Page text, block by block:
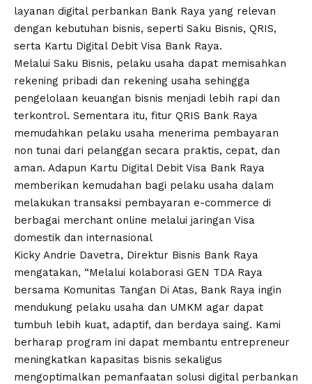
layanan digital perbankan Bank Raya yang relevan
dengan kebutuhan bisnis, seperti Saku Bisnis, QRIS,
serta Kartu Digital Debit Visa Bank Raya.
Melalui Saku Bisnis, pelaku usaha dapat memisahkan
rekening pribadi dan rekening usaha sehingga
pengelolaan keuangan bisnis menjadi lebih rapi dan
terkontrol. Sementara itu, fitur QRIS Bank Raya
memudahkan pelaku usaha menerima pembayaran
non tunai dari pelanggan secara praktis, cepat, dan
aman. Adapun Kartu Digital Debit Visa Bank Raya
memberikan kemudahan bagi pelaku usaha dalam
melakukan transaksi pembayaran e-commerce di
berbagai merchant online melalui jaringan Visa
domestik dan internasional
Kicky Andrie Davetra, Direktur Bisnis Bank Raya
mengatakan, “Melalui kolaborasi GEN TDA Raya
bersama Komunitas Tangan Di Atas, Bank Raya ingin
mendukung pelaku usaha dan UMKM agar dapat
tumbuh lebih kuat, adaptif, dan berdaya saing. Kami
berharap program ini dapat membantu entrepreneur
meningkatkan kapasitas bisnis sekaligus
mengoptimalkan pemanfaatan solusi digital perbankan